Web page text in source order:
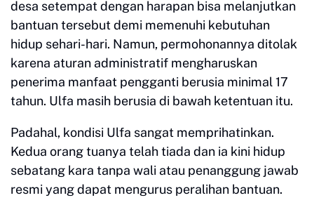
desa setempat dengan harapan bisa melanjutkan
bantuan tersebut demi memenuhi kebutuhan
hidup sehari-hari. Namun, permohonannya ditolak
karena aturan administratif mengharuskan
penerima manfaat pengganti berusia minimal 17
tahun. Ulfa masih berusia di bawah ketentuan itu.
Padahal, kondisi Ulfa sangat memprihatinkan.
Kedua orang tuanya telah tiada dan ia kini hidup
sebatang kara tanpa wali atau penanggung jawab
resmi yang dapat mengurus peralihan bantuan.